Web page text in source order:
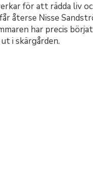
för att rädda liv
återse Nisse
har precis börjat
i skärgården.